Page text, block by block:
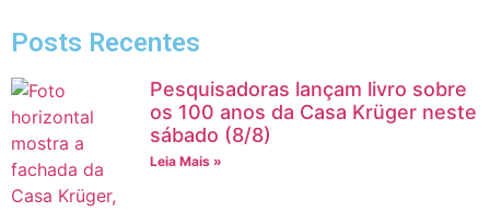
Posts Recentes
Pesquisadoras lançam livro sobre
os 100 anos da Casa Krüger neste
sábado (8/8)
Leia Mais »